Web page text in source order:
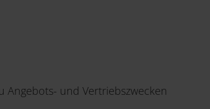
Angebots- und Vertriebszwecken